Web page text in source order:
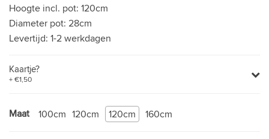
Hoogte incl. pot: 120cm
Diameter pot: 28cm
Levertijd: 1-2 werkdagen
Kaartje?
+ €1,50
Maat 100cm 120cm 120cm 160cm